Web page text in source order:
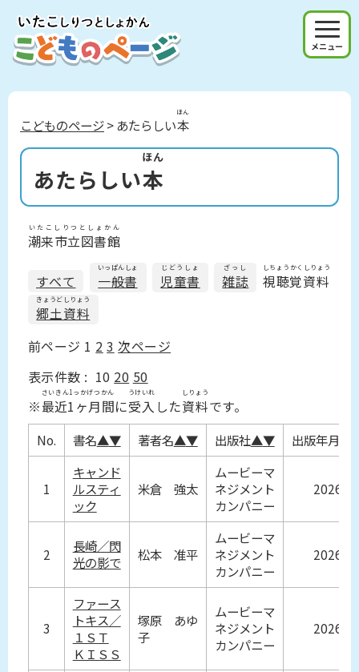
メニュー
こどものページ> あたらしい本
ほん
あたらしい本
ほん
潮来市立図書館
いたこしりつとしょかん
すべて 一般書
いっぱんしょ
児童書
じどうしょ
雑誌
ざっし
視聴覚資料
しちょうかくしりょう
郷土資料
きょうどしりょう
前ページ 1 2 3 次ページ
10 20 50
※最近1ヶ月間
さいきん1っかげつかん
に受入
うけいれ
した資料
しりょう
です。
No. 書名▲▼ 著者名▲▼ 出版社▲▼ 出版年月
1
キャンド
ルスティ
ック
米倉 強太
ムービーマ
ネジメント
カンパニー
2026
2
長崎／閃
光の影で
松本 准平
ムービーマ
ネジメント
カンパニー
2026
3
ファース
トキス／
１ＳＴ
ＫＩＳＳ
塚原 あゆ
子
ムービーマ
ネジメント
カンパニー
2026